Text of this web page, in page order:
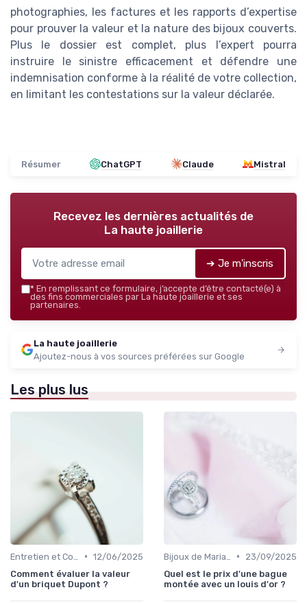
photographies, les factures et les rapports d’expertise
pour prouver la valeur et la nature des bijoux couverts.
Plus le dossier est complet, plus l’expert pourra
instruire le sinistre efficacement et défendre une
indemnisation conforme à la réalité de votre collection,
en limitant les contestations sur la valeur déclarée.
Résumer ChatGPT Claude Mistral
Recevez les dernières actualités de
La haute joaillerie
➔ Je m'inscris
* En remplissant ce formulaire, j’accepte d’être contacté(e) à
des fins commerciales par La haute joaillerie et ses
partenaires.
La haute joaillerie
Ajoutez-nous à vos sources préférées sur Google
Les plus lus
• 12/06/2025
Comment évaluer la valeur
d'un briquet Dupont ?
•
23/09/2025
Quel est le prix d'une bague
montée avec un louis d'or ?